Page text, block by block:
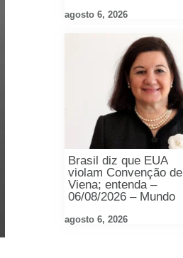
agosto 6, 2026
Brasil diz que EUA
violam Convenção de
Viena; entenda –
06/08/2026 – Mundo
agosto 6, 2026